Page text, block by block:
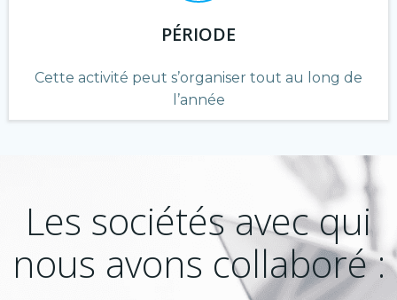
PÉRIODE
Cette activité peut s’organiser tout au long de
l’année
Les sociétés avec qui
nous avons collaboré :